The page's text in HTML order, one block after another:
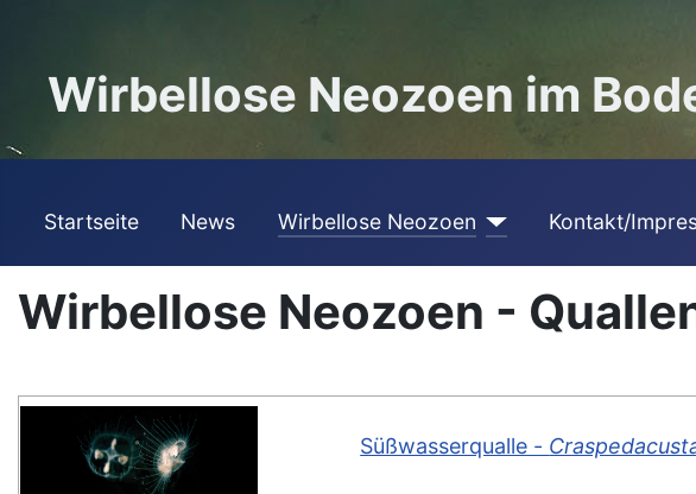
Wirbellose Neozoen im
Startseite News Wirbellose Neozoen Kontakt/
Wirbellose Neozoen -
Süßwasserqualle -